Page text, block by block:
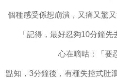
個種感受係想崩潰，又痛又驚
「記得，最好忍夠10分鐘先
心在嘀咕：「要
點知，3分鐘後，有種失控式肚